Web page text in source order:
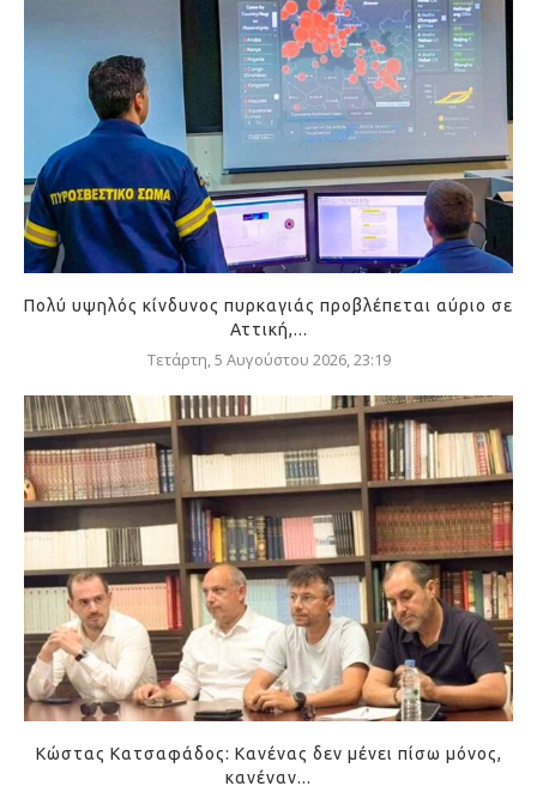
Πολύ υψηλός κίνδυνος πυρκαγιάς προβλέπεται αύριο σε
Αττική,...
Τετάρτη, 5 Αυγούστου 2026, 23:19
Κώστας Κατσαφάδος: Κανένας δεν μένει πίσω μόνος,
κανέναν...